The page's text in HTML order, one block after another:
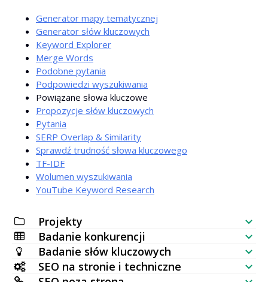
Generator mapy tematycznej
Generator słów kluczowych
Keyword Explorer
Merge Words
Podobne pytania
Podpowiedzi wyszukiwania
Powiązane słowa kluczowe
Propozycje słów kluczowych
Pytania
SERP Overlap & Similarity
Sprawdź trudność słowa kluczowego
TF-IDF
Wolumen wyszukiwania
YouTube Keyword Research
Projekty
Lista kontrolna SEO
Badanie konkurencji
Sprawdzanie widoczności strony
Badanie słów kluczowych
Generator słów kluczowych
SEO na stronie i techniczne